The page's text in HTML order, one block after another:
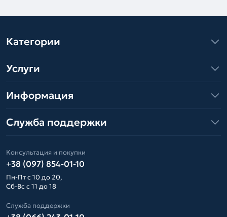
Категории
Услуги
Информация
Служба поддержки
Консультация и покупки
+38 (097) 854-01-10
Пн-Пт с 10 до 20,
Сб-Вс с 11 до 18
Служба поддержки